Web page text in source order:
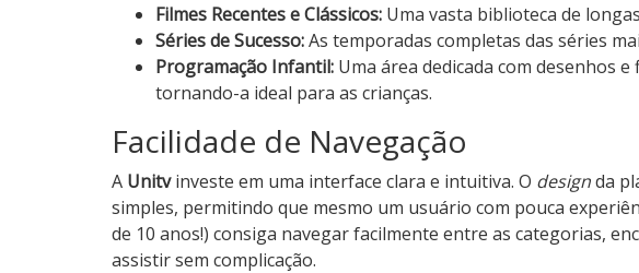
Filmes Recentes e Clássicos: Uma vasta biblioteca de
Séries de Sucesso:As temporadas completas das séries
Programação Infantil: Uma área dedicada com desenhos
tornando-a ideal para as crianças.
Facilidade de Navegação
A Unitvinveste em uma interface clara e intuitiva. O designda
simples, permitindo que mesmo um usuário com pouca
de 10 anos!) consiga navegar facilmente entre as categorias,
assistir sem complicação.